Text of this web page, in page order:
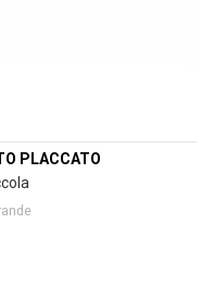
PLACCATO